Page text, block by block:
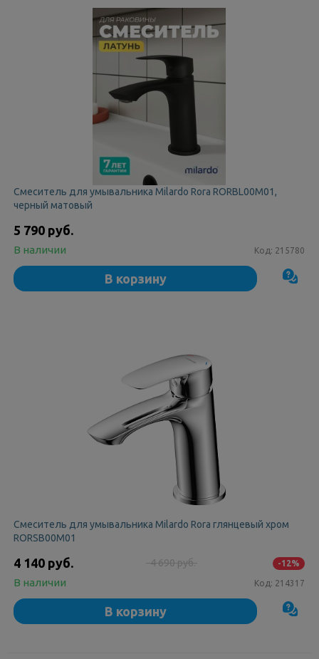
Смеситель для умывальника Milardo Rora RORBL00M01,
черный матовый
5 790 руб.
В наличии Код: 215780
В корзину
Смеситель для умывальника Milardo Rora глянцевый хром
RORSB00M01
4 140 руб. 4 690 руб. -12%
В наличии Код: 214317
В корзину